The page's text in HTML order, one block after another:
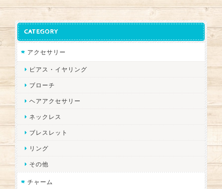
CATEGORY
アクセサリー
ピアス・イヤリング
ブローチ
ヘアアクセサリー
ネックレス
ブレスレット
リング
その他
チャーム